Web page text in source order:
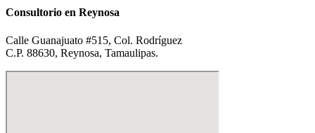
Consultorio en Reynosa
Calle Guanajuato #515, Col. Rodríguez
C.P. 88630, Reynosa, Tamaulipas.